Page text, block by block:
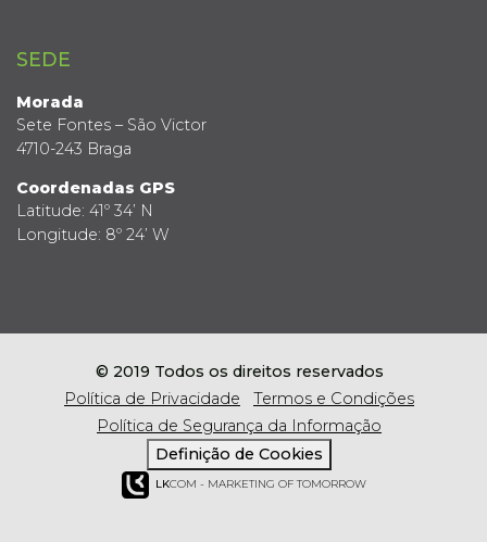
SEDE
Morada
Sete Fontes – São Victor
4710-243 Braga
Coordenadas GPS
Latitude: 41º 34’ N
Longitude: 8º 24’ W
© 2019 Todos os direitos reservados
Política de Privacidade
Termos e Condições
Política de Segurança da Informação
Definição de Cookies
LKCOM - MARKETING OF TOMORROW